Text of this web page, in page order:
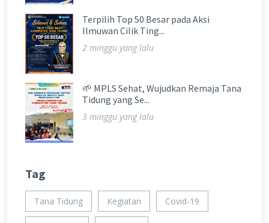
Terpilih Top 50 Besar pada Aksi
Ilmuwan Cilik Ting...
2 minggu yang lalu
🌱 MPLS Sehat, Wujudkan Remaja Tana
Tidung yang Se...
3 minggu yang lalu
Tag
Tana Tidung Kegiatan Covid-19